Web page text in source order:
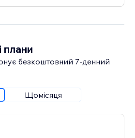
плани
безкоштовний 7‑денний
Щомісяця